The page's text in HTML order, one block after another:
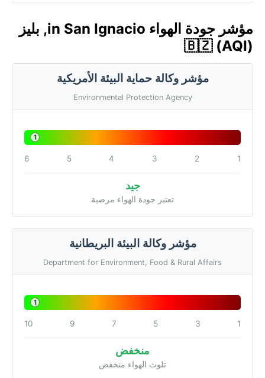
مؤشر جودة الهواء in San Ignacio, بليز
🇧🇿 (AQI)
مؤشر وكالة حماية البيئة الأمريكية
Environmental Protection Agency
1
1
2
3
4
5
6
جيد
تعتبر جودة الهواء مرضية
مؤشر وكالة البيئة البريطانية
Department for Environment, Food & Rural Affairs
1
1
3
5
7
9
10
منخفض
تلوث الهواء منخفض